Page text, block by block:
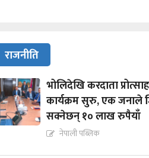
राजनीति
भोलिदेखि करदाता
कार्यक्रम सुरु, एक जनाले
सक्नेछन् १० लाख रुपैयाँ
नेपाली पब्लिक